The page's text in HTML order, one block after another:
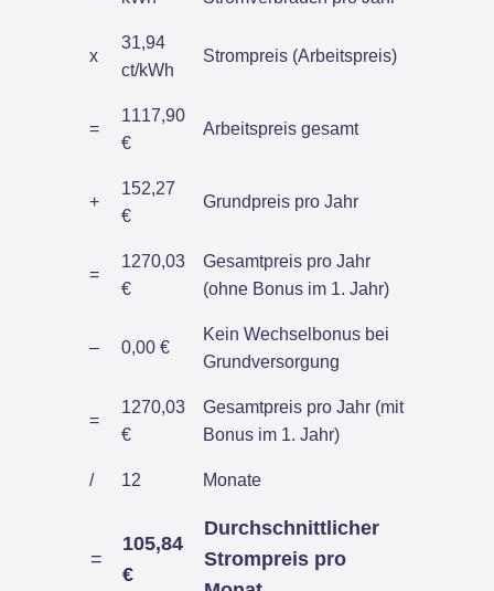
x
31,94
ct/kWh
Strompreis (Arbeitspreis)
=
1117,90
€
Arbeitspreis gesamt
+
152,27
€
Grundpreis pro Jahr
=
1270,03
€
Gesamtpreis pro Jahr
(ohne Bonus im 1. Jahr)
– 0,00 €
Kein Wechselbonus bei
Grundversorgung
=
1270,03
€
Gesamtpreis pro Jahr (mit
Bonus im 1. Jahr)
/ 12 Monate
=
105,84
€
Durchschnittlicher
Strompreis pro